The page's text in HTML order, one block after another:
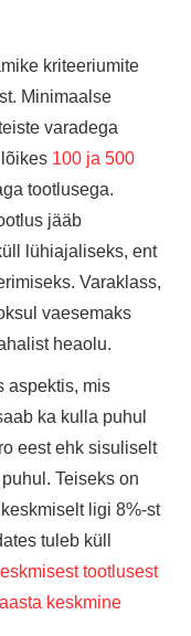
kriteeriumite
Minimaalse
varadega
100 ja 500
tootlusega.
jääb
lühiajaliseks, ent
Varaklass,
vaesemaks
heaolu.
aspektis, mis
ka kulla puhul
eest ehk sisuliselt
Teiseks on
ligi 8%-st
tuleb küll
tootlusest
keskmine